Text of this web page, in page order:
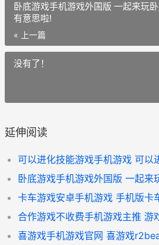
卧底游戏手机游戏外国版 一起来玩
有意思啦!
« 上一篇
没有了！
延伸阅读
可以进化技能游戏手机游戏 可以
卡车游戏安卓手机游戏 手机版卡
合作游戏不收费手机游戏主推 游
喜游戏手机游戏官网 喜游戏